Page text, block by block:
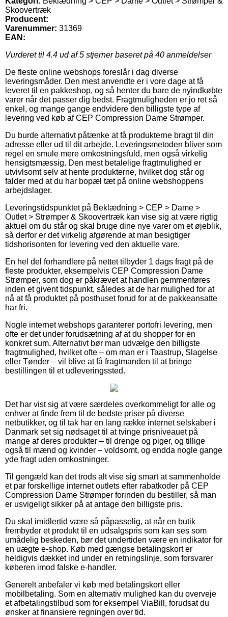
Skoovertræk
Producent:
Varenummer: 31369
EAN:
Vurderet til 4.4 ud af 5 stjerner baseret på 40 anmeldelser
De fleste online webshops foreslår i dag diverse
leveringsmåder. Den mest anvendte er i vore dage at få
leveret til en pakkeshop, og så henter du bare de nyindkøbte
varer når det passer dig bedst. Fragtmuligheden er jo ret så
enkel, og mange gange endvidere den billigste type af
levering ved køb af CEP Compression Dame Strømper.
Du burde alternativt påtænke at få produkterne bragt til din
adresse eller ud til dit arbejde. Leveringsmetoden bliver som
regel en smule mere omkostningsfuld, men også virkelig
hensigtsmæssig. Den mest betalelige fragtmulighed er
utvivlsomt selv at hente produkterne, hvilket dog står og
falder med at du har bopæl tæt på online webshoppens
arbejdslager.
Leveringstidspunktet på Beklædning > CEP > Dame >
Outlet > Strømper & Skoovertræk kan vise sig at være rigtig
aktuel om du står og skal bruge dine nye varer om et øjeblik,
så derfor er det virkelig afgørende at man besigtiger
tidshorisonten for levering ved den aktuelle vare.
En hel del forhandlere på nettet tilbyder 1 dags fragt på de
fleste produkter, eksempelvis CEP Compression Dame
Strømper, som dog er påkrævet at handlen gemmenføres
inden et givent tidspunkt, således at de har mulighed for at
nå at få produktet på posthuset forud for at de pakkeansatte
har fri.
Nogle internet webshops garanterer portofri levering, men
ofte er det under forudsætning af at du shopper for en
konkret sum. Alternativt bør man udvælge den billigste
fragtmulighed, hvilket ofte – om man er i Taastrup, Slagelse
eller Tønder – vil blive at få fragtmanden til at bringe
bestillingen til et udleveringssted.
Det har vist sig at være særdeles overkommeligt for alle og
enhver at finde frem til de bedste priser på diverse
netbutikker, og til tak har en lang række internet selskaber i
Danmark set sig nødsaget til at tvinge prisniveauet på
mange af deres produkter – til drenge og piger, og tillige
også til mænd og kvinder – voldsomt, og endda nogle gange
yde fragt uden omkostninger.
Til gengæld kan det trods alt vise sig smart at sammenholde
et par forskellige internet outlets efter rabatkoder på CEP
Compression Dame Strømper forinden du bestiller, så man
er usvigeligt sikker på at antage den billigste pris.
Du skal imidlertid være så påpasselig, at når en butik
frembyder et produkt til en udsalgspris som kan ses som
umådelig beskeden, bør det undertiden være en indikator for
en uægte e-shop. Køb med gængse betalingskort er
heldigvis dækket ind under en retningslinje, som forsvarer
køberen imod falske e-handler.
Generelt anbefaler vi køb med betalingskort eller
mobilbetaling. Som en alternativ mulighed kan du overveje
et afbetalingstilbud som for eksempel ViaBill, forudsat du
ønsker at finansiere regningen over tid.